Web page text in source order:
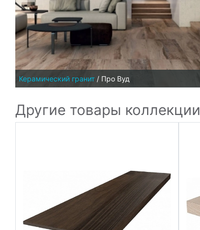
Керамический гранит / Про Вуд
Другие товары коллекции